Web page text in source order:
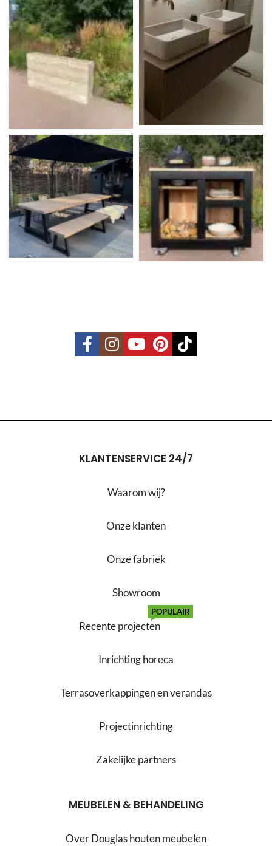
KLANTENSERVICE 24/7
Waarom wij?
Onze klanten
Onze fabriek
Showroom
Recente projecten
POPULAIR
Inrichting horeca
Terrasoverkappingen en verandas
Projectinrichting
Zakelijke partners
MEUBELEN & BEHANDELING
Over Douglas houten meubelen